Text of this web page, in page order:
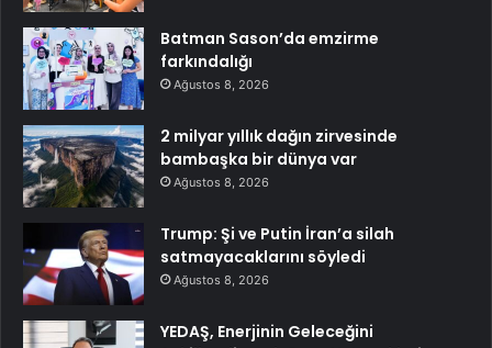
Batman Sason’da emzirme
farkındalığı
Ağustos 8, 2026
2 milyar yıllık dağın zirvesinde
bambaşka bir dünya var
Ağustos 8, 2026
Trump: Şi ve Putin İran’a silah
satmayacaklarını söyledi
Ağustos 8, 2026
YEDAŞ, Enerjinin Geleceğini